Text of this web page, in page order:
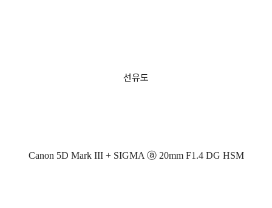
선유도
Canon 5D Mark III + SIGMA ⓐ 20mm F1.4 DG HSM